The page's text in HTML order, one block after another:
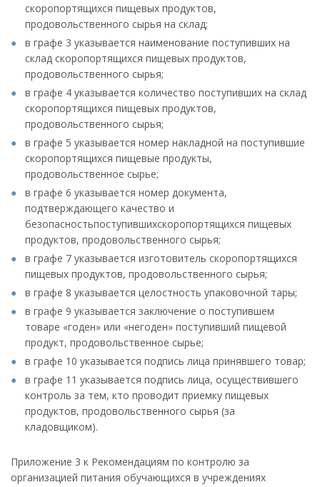
скоропортящихся пищевых продуктов,
продовольственного сырья на склад;
в графе 3 указывается наименование поступивших на
склад скоропортящихся пищевых продуктов,
продовольственного сырья;
в графе 4 указывается количество поступивших на склад
скоропортящихся пищевых продуктов,
продовольственного сырья;
в графе 5 указывается номер накладной на поступившие
скоропортящихся пищевые продукты,
продовольственное сырье;
в графе 6 указывается номер документа,
подтверждающего качество и
безопасностьпоступившихскоропортящихся пищевых
продуктов, продовольственного сырья;
в графе 7 указывается изготовитель скоропортящихся
пищевых продуктов, продовольственного сырья;
в графе 8 указывается целостность упаковочной тары;
в графе 9 указывается заключение о поступившем
товаре «годен» или «негоден» поступивший пищевой
продукт, продовольственное сырье;
в графе 10 указывается подпись лица принявшего товар;
в графе 11 указывается подпись лица, осуществившего
контроль за тем, кто проводит приемку пищевых
продуктов, продовольственного сырья (за
кладовщиком).
Приложение 3 к Рекомендациям по контролю за
организацией питания обучающихся в учреждениях